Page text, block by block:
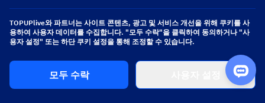
파티 4
호두/아를레키노 + 야란/행추/아이노 + 향릉/두린 +
백출/토마/달리아.
+ 아무 불/풀 원소 캐릭터 *1.
6번 파 마뷔카 + 에밀리/나히다/콜레이 + 향릉/두린 + 백출/
TOPUPlive와 파트너는 사이트 콘텐츠, 광고 및 서비스 개선을 위해 쿠키를 사
용하여 사용자 데이터를 수집합니다. "모두 수락"을 클릭하여 동의하거나 "사
용자 설정" 또는 하단 쿠키 설정을 통해 조정할 수 있습니다.
모두 수락